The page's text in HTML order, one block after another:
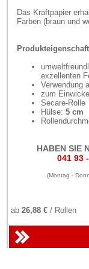
Das Kraftpapier
Farben (braun und
exzellenten
Verwendung
zum
Secare-Rolle
Hülse: 5 cm
HABEN SIE
041 93
(Montag -
ab 26,88 € / Rollen